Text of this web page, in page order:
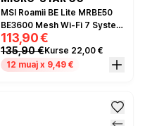
MSI Roamii BE Lite MRBE50
BE3600 Mesh Wi-Fi 7 System
– Dual Band, 2.5GbE, MLO,
MU-MIMO
113,90 €
135,90 €Kurse 22,00 €
12 muaj x 9,49 €